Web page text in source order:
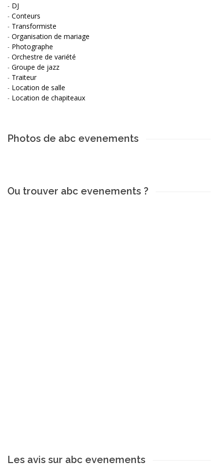
- DJ
- Conteurs
- Transformiste
- Organisation de mariage
- Photographe
- Orchestre de variété
- Groupe de jazz
- Traiteur
- Location de salle
- Location de chapiteaux
Photos de abc evenements
Ou trouver abc evenements ?
Les avis sur abc evenements